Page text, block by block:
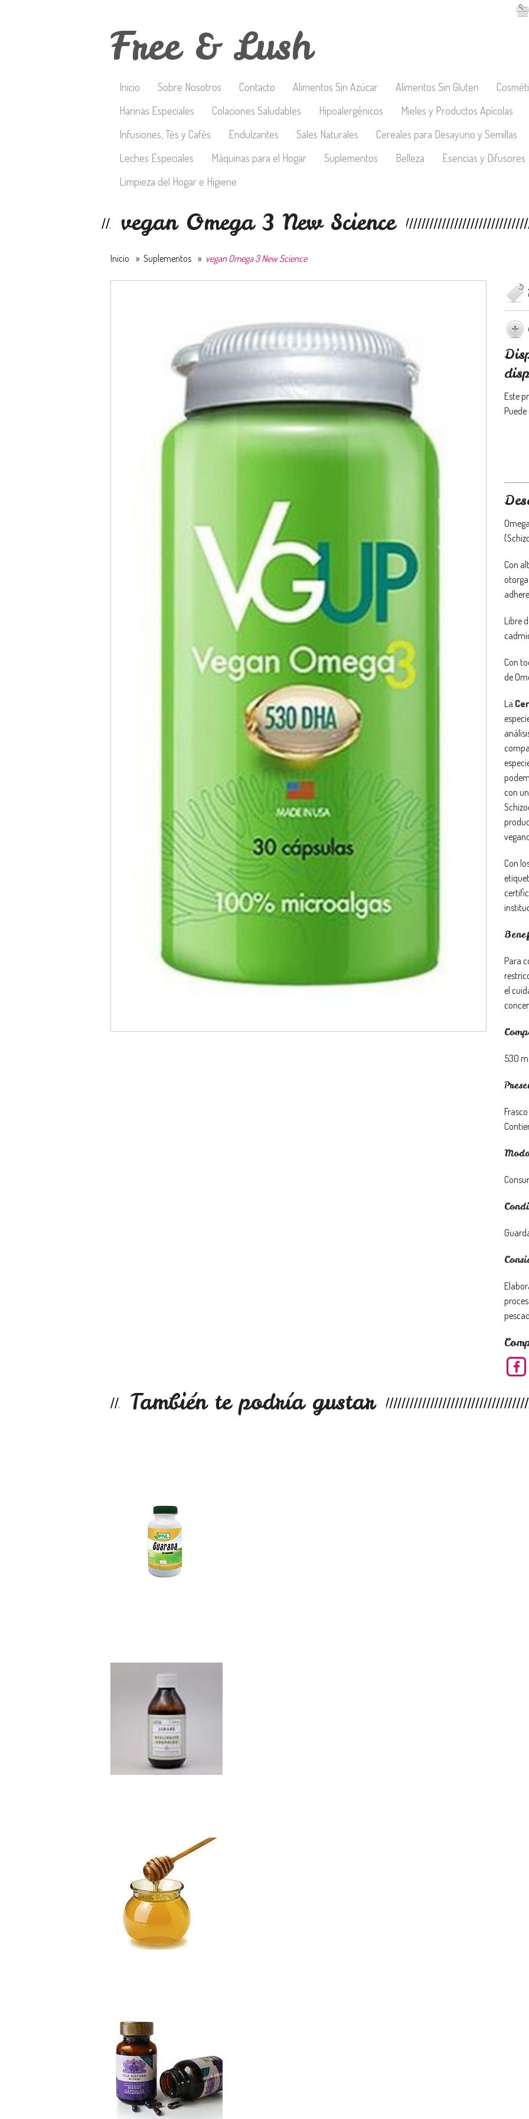
Free & Lush
Inicio Sobre Nosotros Contacto Alimentos Sin Azúcar Alimentos Sin Gluten
Harinas Especiales
Colaciones Saludables Hipoalergénicos Mieles y Productos Apícolas
Infusiones, Tés y Cafés
Endulzantes Sales Naturales Cereales para Desayuno y Semillas
Leches Especiales
Máquinas para el Hogar Suplementos Belleza Esencias y Difusores
Limpieza del Hogar e Higiene
vegan Omega 3 New Science
Inicio » Suplementos » vegan Omega 3 New Science
Este
Con
Libre
Con
de
La
con
Con
Para
el
530
También te podría gustar